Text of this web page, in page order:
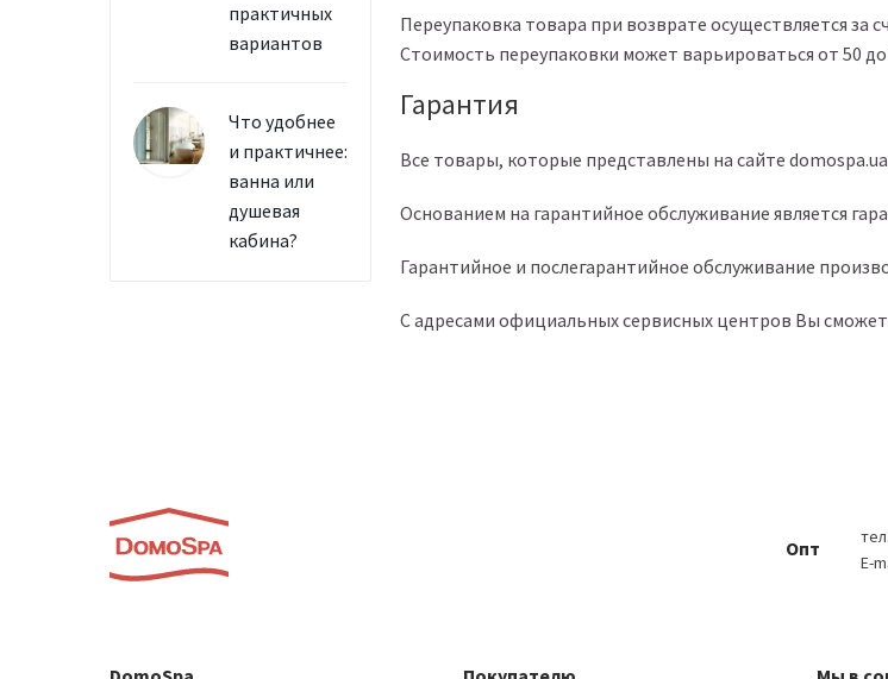
практичных
вариантов
Что удобнее
и практичнее:
ванна или
душевая
кабина?
Переупаковка товара при возврате осуществляется за
Стоимость переупаковки может варьироваться от 50
Гарантия
Все товары, которые представлены на сайте
Основанием на гарантийное обслуживание является
Гарантийное и послегарантийное обслуживание
С адресами официальных сервисных центров Вы
Опт
E-